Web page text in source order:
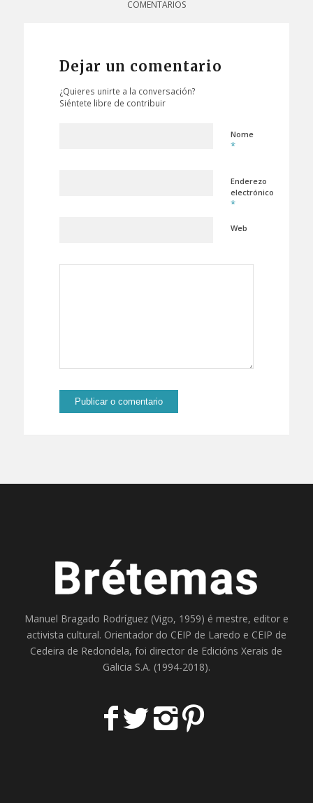
COMENTARIOS
Dejar un comentario
¿Quieres unirte a la conversación?
Siéntete libre de contribuir
Nome
*
Enderezo
electrónico
*
Web
Manuel Bragado Rodríguez (Vigo, 1959) é mestre, editor e
activista cultural. Orientador do CEIP de Laredo e CEIP de
Cedeira de Redondela, foi director de Edicións Xerais de
Galicia S.A. (1994-2018).